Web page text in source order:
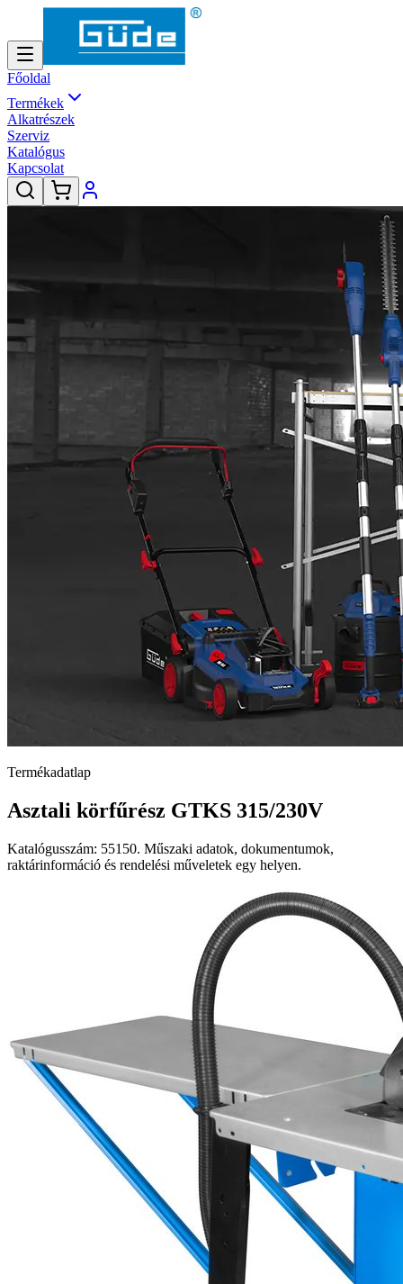
Főoldal
Termékek
Alkatrészek
Szerviz
Katalógus
Kapcsolat
Termékadatlap
Asztali körfűrész GTKS 315/230V
Katalógusszám: 55150. Műszaki adatok, dokumentumok,
raktárinformáció és rendelési műveletek egy helyen.